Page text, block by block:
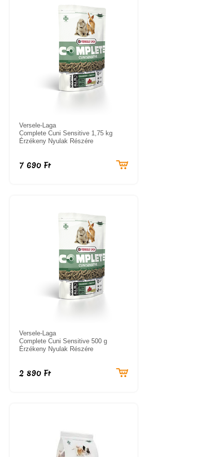
Versele-Laga
Complete Cuni Sensitive 1,75 kg
Érzékeny Nyulak Részére
7 690 Ft
Versele-Laga
Complete Cuni Sensitive 500 g
Érzékeny Nyulak Részére
2 890 Ft